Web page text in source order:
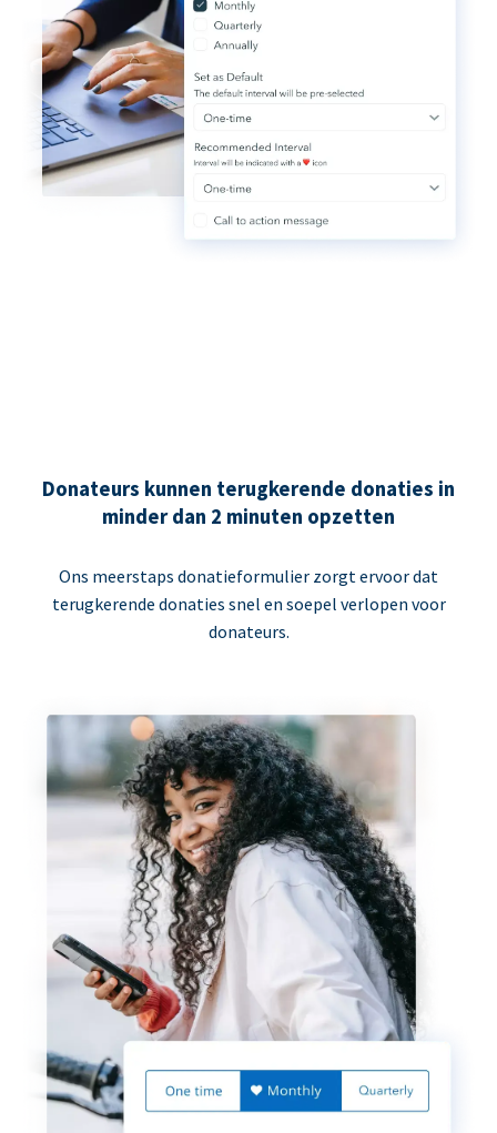
Donateurs kunnen terugkerende donaties in
minder dan 2 minuten opzetten
Ons meerstaps donatieformulier zorgt ervoor dat
terugkerende donaties snel en soepel verlopen voor
donateurs.